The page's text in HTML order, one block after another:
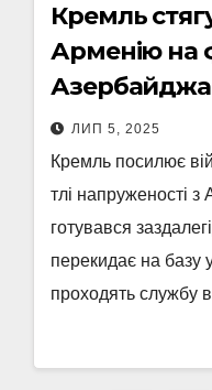
Кремль
Арменію на
ЛИП 5, 2025
Кремль посилює
тлі напруженості
готувався
перекидає на базу
проходять службу